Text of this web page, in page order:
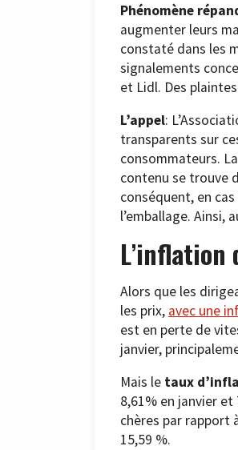
Phénomène
augmenter leurs
constaté dans les
signalements
et Lidl. Des
L’appel:
transparents sur
consommateurs.
contenu se trouve
conséquent, en
l’emballage. Ainsi,
L’inflation
Alors que les
les prix, avec une
est en perte de
janvier,
Mais le taux
8,61% en janvier
chères par rapport
15,59 %.